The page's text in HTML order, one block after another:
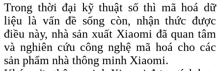
Trong thời đại kỹ thuật số thì mã hoá dữ
liệu là vấn đề sống còn, nhận thức được
điều này, nhà sản xuất Xiaomi đã quan tâm
và nghiên cứu công nghệ mã hoá cho các
sản phẩm nhà thông minh Xiaomi.